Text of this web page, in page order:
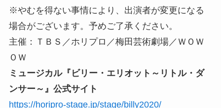
※やむを得ない事情により、出演者が変更になる
場合がございます。予めご了承ください。
主催：ＴＢＳ／ホリプロ／梅田芸術劇場／ＷＯＷ
ＯＷ
ミュージカル『ビリー・エリオット～リトル・ダ
ンサー～』公式サイト
https://horipro-stage.jp/stage/billy2020/